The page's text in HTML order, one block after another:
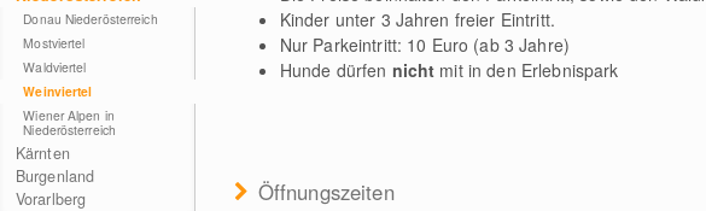
Donau Niederösterreich
Mostviertel
Waldviertel
Weinviertel
Wiener Alpen in
Niederösterreich
Kärnten
Burgenland
Vorarlberg
Kinder unter 3 Jahren freier Eintritt.
Nur Parkeintritt: 10 Euro (ab 3 Jahre)
Hunde dürfen nicht mit in den Erlebnispark
Öffnungszeiten